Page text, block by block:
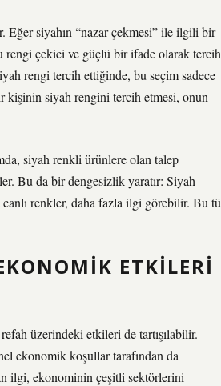
Eğer siyahın “nazar çekmesi” ile ilgili bir
rengi çekici ve güçlü bir ifade olarak tercih
rengi tercih ettiğinde, bu seçim sadece
kişinin siyah rengini tercih etmesi, onun
siyah renkli ürünlere olan talep
Bu da bir dengesizlik yaratır: Siyah
renkler, daha fazla ilgi görebilir. Bu
ETKILERI
üzerindeki etkileri de tartışılabilir.
ekonomik koşullar tarafından da
ilgi, ekonominin çeşitli sektörlerini